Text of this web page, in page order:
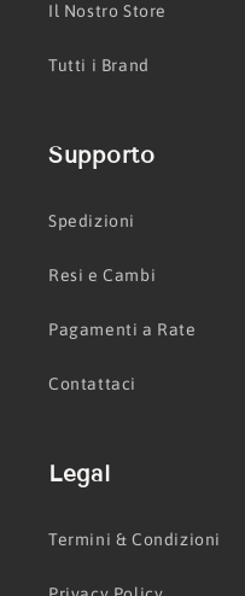
Il Nostro Store
Tutti i Brand
Supporto
Spedizioni
Resi e Cambi
Pagamenti a Rate
Contattaci
Legal
Termini & Condizioni